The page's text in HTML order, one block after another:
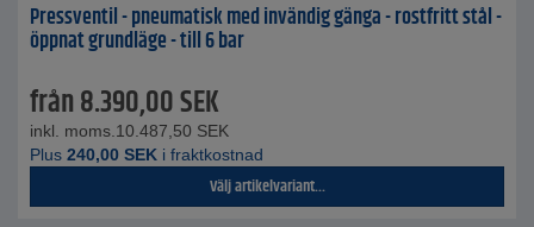
Pressventil - pneumatisk med invändig gänga - rostfritt stål -
öppnat grundläge - till 6 bar
från8.390,00SEK
inkl. moms. 10.487,50 SEK
Plus 240,00 SEK i fraktkostnad
Välj artikelvariant...